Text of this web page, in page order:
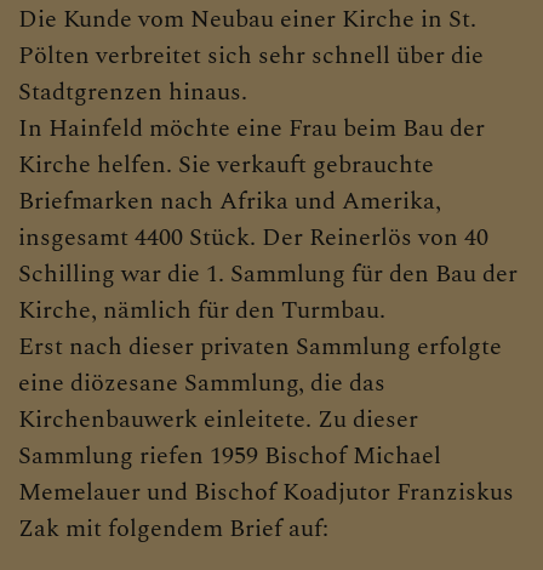
Die Kunde vom Neubau einer Kirche in St.
Pölten verbreitet sich sehr schnell über die
Stadtgrenzen hinaus.
In Hainfeld möchte eine Frau beim Bau der
Kirche helfen. Sie verkauft gebrauchte
Briefmarken nach Afrika und Amerika,
insgesamt 4400 Stück. Der Reinerlös von 40
Schilling war die 1. Sammlung für den Bau der
Kirche, nämlich für den Turmbau.
Erst nach dieser privaten Sammlung erfolgte
eine diözesane Sammlung, die das
Kirchenbauwerk einleitete. Zu dieser
Sammlung riefen 1959 Bischof Michael
Memelauer und Bischof Koadjutor Franziskus
Zak mit folgendem Brief auf: